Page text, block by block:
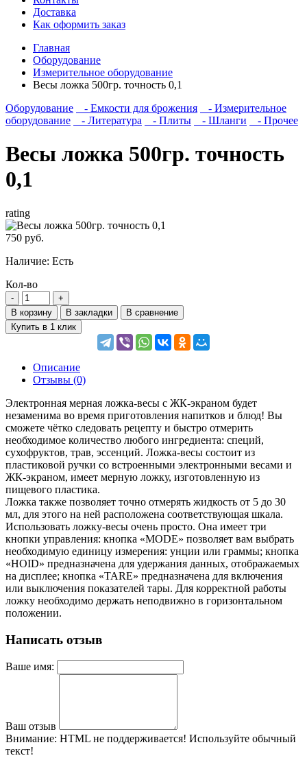
Доставка
Как оформить заказ
Главная
Оборудование
Измерительное оборудование
Весы ложка 500гр. точность 0,1
Оборудование
- Емкости для брожения
- Измерительное
оборудование
- Литература - Плиты - Шланги - Прочее
Весы ложка 500гр. точность
0,1
rating
750 руб.
Наличие: Есть
Кол-во
В корзину В закладки
В сравнение
Купить в 1 клик
Описание
Отзывы (0)
Электронная мерная ложка-весы с ЖК-экраном будет
незаменима во время приготовления напитков и блюд! Вы
сможете чётко следовать рецепту и быстро отмерить
необходимое количество любого ингредиента: специй,
сухофруктов, трав, эссенций. Ложка-весы состоит из
пластиковой ручки со встроенными электронными весами и
ЖК-экраном, имеет мерную ложку, изготовленную из
пищевого пластика.
Ложка также позволяет точно отмерять жидкость от 5 до 30
мл, для этого на ней расположена соответствующая шкала.
Использовать ложку-весы очень просто. Она имеет три
кнопки управления: кнопка «MODE» позволяет вам выбрать
необходимую единицу измерения: унции или граммы; кнопка
«HOID» предназначена для удержания данных, отображаемых
на дисплее; кнопка «TARE» предназначена для включения
или выключения показателей тары. Для корректной работы
ложку необходимо держать неподвижно в горизонтальном
положении.
Написать отзыв
Ваше имя:
Ваш отзыв
Внимание: HTML не поддерживается! Используйте обычный
текст!